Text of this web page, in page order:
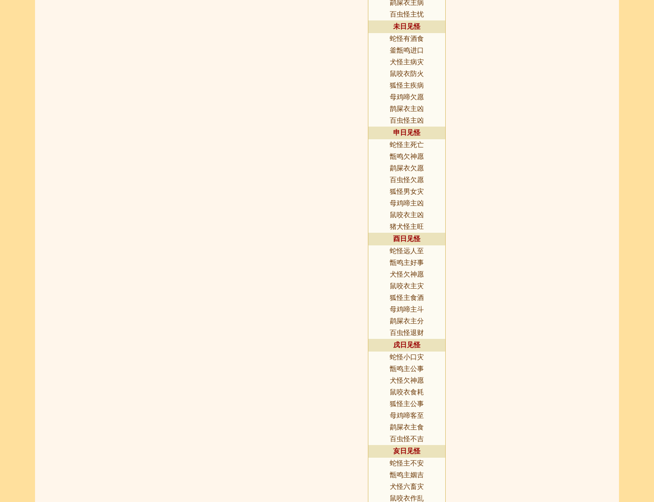
鹋屎衣主病
百虫怪主忧
未日见怪
蛇怪有酒食
釜甑鸣进口
犬怪主病灾
鼠咬衣防火
狐怪主疾病
母鸡啼欠愿
鹊屎衣主凶
百虫怪主凶
申日见怪
蛇怪主死亡
甑鸣欠神愿
鹋屎衣欠愿
百虫怪欠愿
狐怪男女灾
母鸡啼主凶
鼠咬衣主凶
猪犬怪主旺
酉日见怪
蛇怪远人至
甑鸣主好事
犬怪欠神愿
鼠咬衣主灾
狐怪主食酒
母鸡啼主斗
鹋屎衣主分
百虫怪退财
戌日见怪
蛇怪小口灾
甑鸣主公事
犬怪欠神愿
鼠咬衣食耗
狐怪主公事
母鸡啼客至
鹋屎衣主食
百虫怪不吉
亥日见怪
蛇怪主不安
甑鸣主姻吉
犬怪六畜灾
鼠咬衣作乱